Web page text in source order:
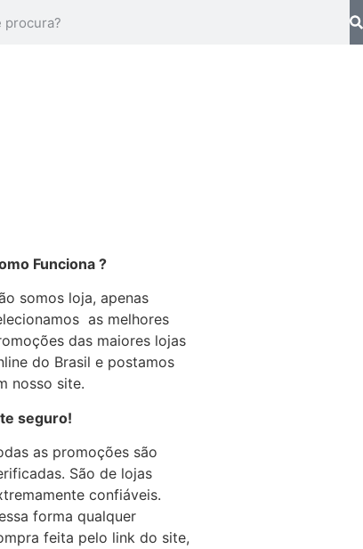
Funciona ?
somos loja, apenas
as melhores
das maiores lojas
do Brasil e postamos
nosso site.
seguro!
as promoções são
São de lojas
confiáveis.
forma qualquer
feita pelo link do site,